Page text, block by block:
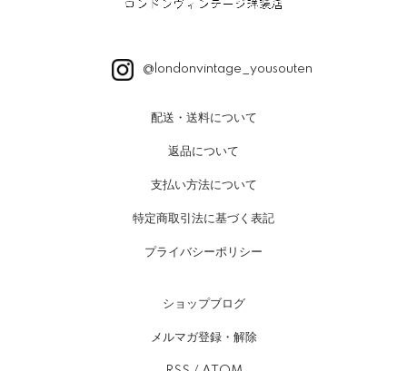
@londonvintage_yousouten
配送・送料について
返品について
支払い方法について
特定商取引法に基づく表記
プライバシーポリシー
ショップブログ
メルマガ登録・解除